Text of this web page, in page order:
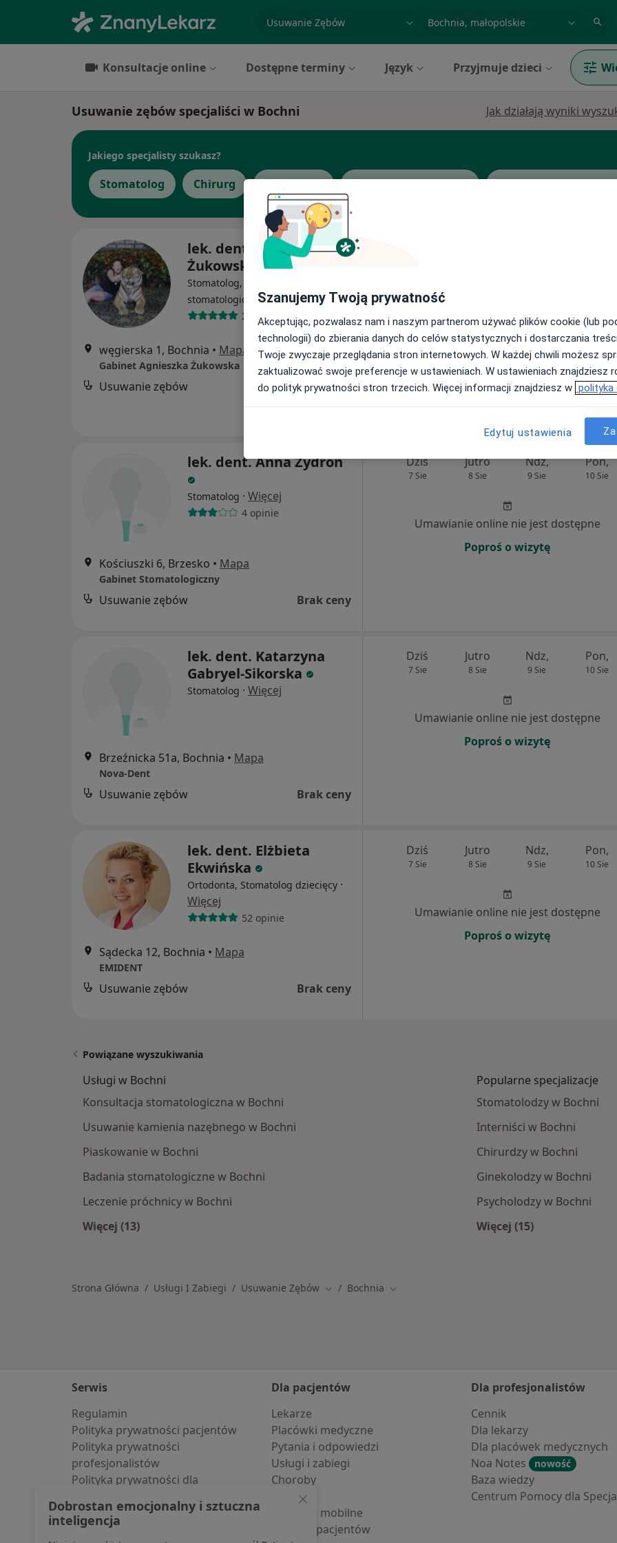
specjalizacja, badanie lub nazwisko
Konsultacje online Dostępne terminy Język Przyjmuje dzieci
Usuwanie zębów specjaliści w Bochni Jak działają wyniki
Jakiego specjalisty szukasz?
Stomatolog Chirurg Ortodonta Stomatolog dziecięcy Protetyk
lek. dent. Agnieszka
Żukowska
Stomatolog, Chirurg, Protetyk
stomatologiczny
224 opinie
węgierska 1, Bochnia • Mapa
Gabinet Agnieszka Żukowska
Usuwanie zębów od 150 zł
Poproś o wizytę
lek. dent. Anna Zydroń
Stomatolog · Więcej
4 opinie
Kościuszki 6, Brzesko • Mapa
Gabinet Stomatologiczny
Usuwanie zębów Brak ceny
Dziś
7 Sie
Jutro
8 Sie
Ndz,
9 Sie
Pon,
10 Sie
Umawianie online nie jest dostępne
Poproś o wizytę
lek. dent. Katarzyna
Gabryel-Sikorska
Stomatolog · Więcej
Brzeźnicka 51a, Bochnia • Mapa
Nova-Dent
Usuwanie zębów Brak ceny
Dziś
7 Sie
Jutro
8 Sie
Ndz,
9 Sie
Pon,
10 Sie
Umawianie online nie jest dostępne
Poproś o wizytę
lek. dent. Elżbieta
Ekwińska
Ortodonta, Stomatolog dziecięcy ·
Więcej
52 opinie
Sądecka 12, Bochnia • Mapa
EMIDENT
Usuwanie zębów Brak ceny
Dziś
7 Sie
Jutro
8 Sie
Ndz,
9 Sie
Pon,
10 Sie
Umawianie online nie jest dostępne
Poproś o wizytę
Powiązane wyszukiwania
Usługi w Bochni
Konsultacja stomatologiczna w Bochni
Usuwanie kamienia nazębnego w Bochni
Piaskowanie w Bochni
Badania stomatologiczne w Bochni
Leczenie próchnicy w Bochni
Więcej (13)
Popularne specjalizacje
Stomatolodzy w Bochni
Interniści w Bochni
Chirurdzy w Bochni
Ginekolodzy w Bochni
Psycholodzy w Bochni
Więcej (15)
Strona Główna Usługi I Zabiegi Usuwanie Zębów Zmień miasto
Bochnia Zmień miasto
Serwis
Regulamin
Polityka prywatności pacjentów
Polityka prywatności
profesjonalistów
Polityka prywatności dla
pozyskaliśmy samodzielnie
Polityka cookies
Dla pacjentów
Lekarze
Placówki medyczne
Pytania i odpowiedzi
Usługi i zabiegi
Choroby
Pomoc
Aplikacje mobilne
Blog dla pacjentów
Dla profesjonalistów
Cennik
Dla lekarzy
Dla placówek medycznych
Noa Notes
nowość
Baza wiedzy
Centrum Pomocy dla
Szanujemy Twoją prywatność
Akceptując, pozwalasz nam i naszym partnerom używać plików cookie (lub
technologii) do zbierania danych do celów statystycznych i dostarczania
Twoje zwyczaje przeglądania stron internetowych. W każdej chwili możesz
zaktualizować swoje preferencje w ustawieniach. W ustawieniach znajdziesz
do polityk prywatności stron trzecich. Więcej informacji znajdziesz w polityka
Edytuj ustawienia
Dobrostan emocjonalny i sztuczna
inteligencja